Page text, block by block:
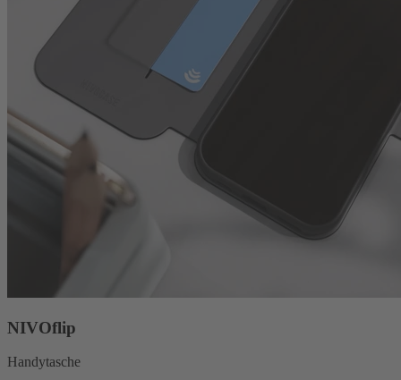
NIVOflip
Handytasche